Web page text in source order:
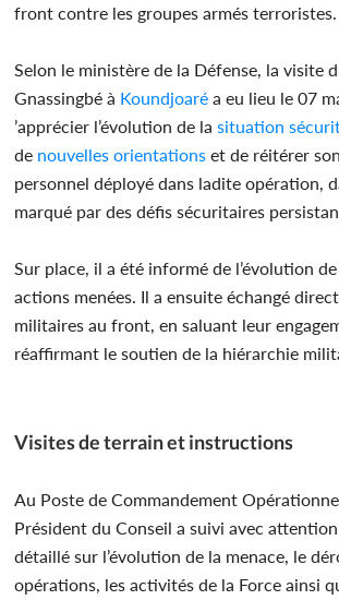
front contre les groupes armés terroristes.
Selon le ministère de la Défense, la visite
Gnassingbé à Koundjoaré a eu lieu le 07
’apprécier l’évolution de la situation
de nouvelles orientations et de réitérer
personnel déployé dans ladite opération,
marqué par des défis sécuritaires
Sur place, il a été informé de l’évolution
actions menées. Il a ensuite échangé
militaires au front, en saluant leur
réaffirmant le soutien de la hiérarchie
Visites de terrain et instructions
Au Poste de Commandement
Président du Conseil a suivi avec
détaillé sur l’évolution de la menace, le
opérations, les activités de la Force ainsi